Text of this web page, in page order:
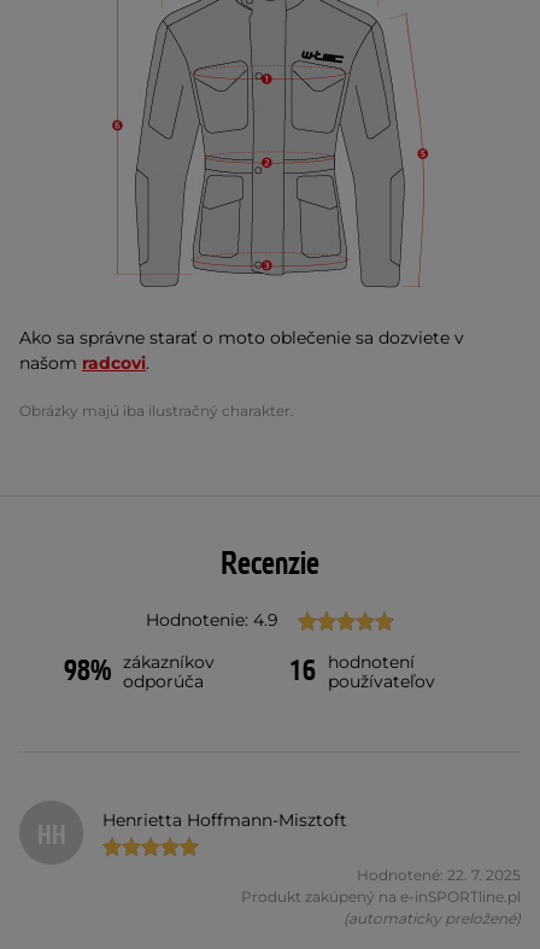
Ako sa správne starať o moto oblečenie sa dozviete v
našom radcovi.
Obrázky majú iba ilustračný charakter.
Recenzie
Hodnotenie: 4.9
98% zákazníkov
odporúča
16
hodnotení
používateľov
HH Henrietta Hoffmann-Misztoft
Hodnotené: 22. 7. 2025
Produkt zakúpený na e-inSPORTline.pl
(automaticky preložené)